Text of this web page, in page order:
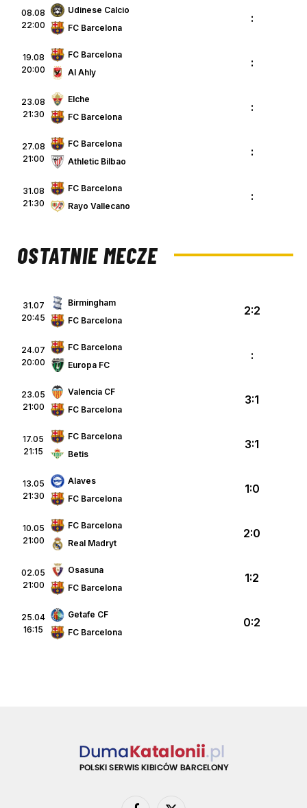
08.08
22:00
Udinese Calcio
FC Barcelona
:
19.08
20:00
FC Barcelona
Al Ahly
:
23.08
21:30
Elche
FC Barcelona
:
27.08
21:00
FC Barcelona
Athletic Bilbao
:
31.08
21:30
FC Barcelona
Rayo Vallecano
:
OSTATNIE MECZE
31.07
20:45
Birmingham
FC Barcelona
2:2
24.07
20:00
FC Barcelona
Europa FC
:
23.05
21:00
Valencia CF
FC Barcelona
3:1
17.05
21:15
FC Barcelona
Betis
3:1
13.05
21:30
Alaves
FC Barcelona
1:0
10.05
21:00
FC Barcelona
Real Madryt
2:0
02.05
21:00
Osasuna
FC Barcelona
1:2
25.04
16:15
Getafe CF
FC Barcelona
0:2